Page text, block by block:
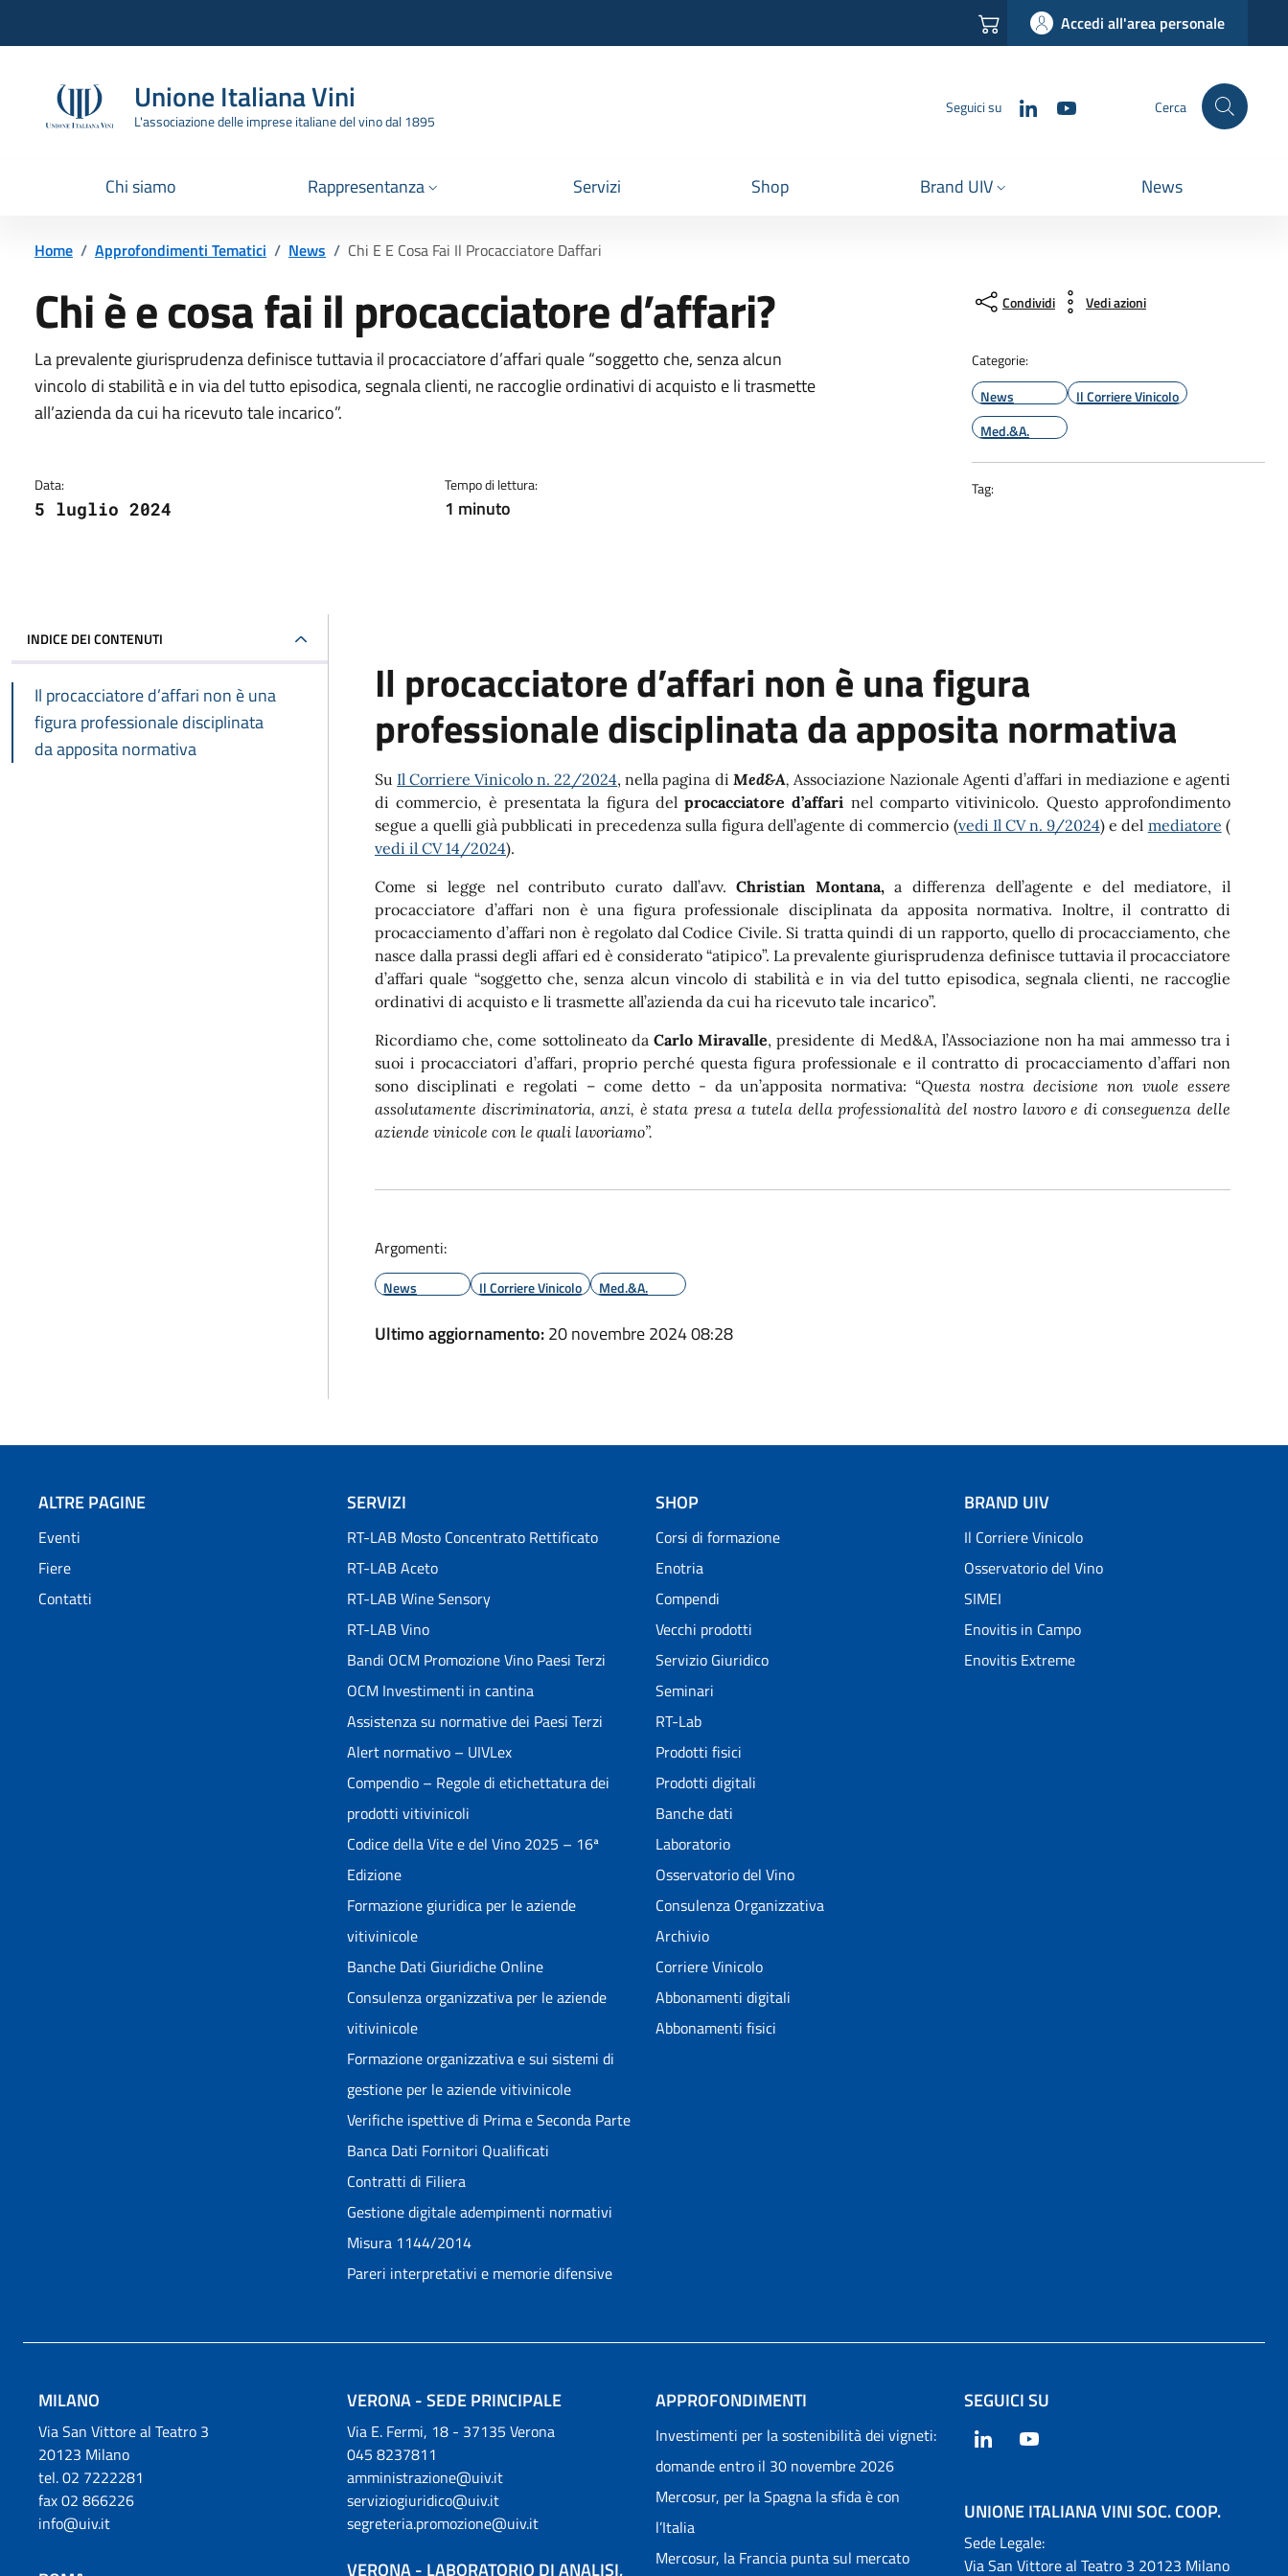
Accedi all'area personale
Unione Italiana Vini
L'associazione delle imprese italiane del vino dal 1895
Seguici su LinkedIn Cerca
Chi siamo Rappresentanza Servizi Shop Brand UIV News
Home / Approfondimenti Tematici / News / Chi E E Cosa Fai Il Procacciatore Daffari
Chi è e cosa fai il procacciatore d’affari?
La prevalente giurisprudenza definisce tuttavia il procacciatore d’affari quale “soggetto che, senza alcun
vincolo di stabilità e in via del tutto episodica, segnala clienti, ne raccoglie ordinativi di acquisto e li trasmette
all’azienda da cui ha ricevuto tale incarico”.
Data:
5 luglio 2024
Tempo di lettura:
1 minuto
Condividi Vedi azioni
Categorie:
News
Il Corriere Vinicolo
Med.&A.
Tag:
INDICE DEI CONTENUTI
Il procacciatore d’affari non è una
figura professionale disciplinata
da apposita normativa
Il procacciatore d’affari non è una figura
professionale disciplinata da apposita normativa
Su Il Corriere Vinicolo n. 22/2024, nella pagina di Med&A, Associazione Nazionale Agenti d’affari in mediazione e agenti
di commercio, è presentata la figura delprocacciatore d’affari nel comparto vitivinicolo. Questo approfondimento
segue a quelli già pubblicati in precedenza sulla figura dell’agente di commercio (vedi Il CV n. 9/2024) e del mediatore (
vedi il CV 14/2024).
Come si legge nel contributo curato dall’avv.Christian Montana,a differenza dell’agente e del mediatore, il
procacciatore d’affari non è una figura professionale disciplinata da apposita normativa. Inoltre, il contratto di
procacciamento d’affari non è regolato dal Codice Civile. Si tratta quindi di un rapporto, quello di procacciamento, che
nasce dalla prassi degli affari ed è considerato “atipico”. La prevalente giurisprudenza definisce tuttavia il procacciatore
d’affari quale “soggetto che, senza alcun vincolo di stabilità e in via del tutto episodica, segnala clienti, ne raccoglie
ordinativi di acquisto e li trasmette all’azienda da cui ha ricevuto tale incarico”.
Ricordiamo che, come sottolineato da Carlo Miravalle, presidente di Med&A, l’Associazione non ha mai ammesso tra i
suoi i procacciatori d’affari, proprio perché questa figura professionale e il contratto di procacciamento d’affari non
sono disciplinati e regolati – come detto - da un’apposita normativa: “Questa nostra decisione non vuole essere
assolutamente discriminatoria, anzi, è stata presa a tutela della professionalità del nostro lavoro e di conseguenza delle
aziende vinicole con le quali lavoriamo”.
Argomenti:
News Il Corriere Vinicolo Med.&A.
Ultimo aggiornamento:20 novembre 2024 08:28
ALTRE PAGINE
Eventi
Fiere
Contatti
SERVIZI
RT-LAB Mosto Concentrato Rettificato
RT-LAB Aceto
RT-LAB Wine Sensory
RT-LAB Vino
Bandi OCM Promozione Vino Paesi Terzi
OCM Investimenti in cantina
Assistenza su normative dei Paesi Terzi
Alert normativo – UIVLex
Compendio – Regole di etichettatura dei
prodotti vitivinicoli
Codice della Vite e del Vino 2025 – 16ª
Edizione
Formazione giuridica per le aziende
vitivinicole
Banche Dati Giuridiche Online
Consulenza organizzativa per le aziende
vitivinicole
Formazione organizzativa e sui sistemi di
gestione per le aziende vitivinicole
Verifiche ispettive di Prima e Seconda Parte
Banca Dati Fornitori Qualificati
Contratti di Filiera
Gestione digitale adempimenti normativi
Misura 1144/2014
Pareri interpretativi e memorie difensive
SHOP
Corsi di formazione
Enotria
Compendi
Vecchi prodotti
Servizio Giuridico
Seminari
RT-Lab
Prodotti fisici
Prodotti digitali
Banche dati
Laboratorio
Osservatorio del Vino
Consulenza Organizzativa
Archivio
Corriere Vinicolo
Abbonamenti digitali
Abbonamenti fisici
BRAND UIV
Il Corriere Vinicolo
Osservatorio del Vino
SIMEI
Enovitis in Campo
Enovitis Extreme
MILANO
Via San Vittore al Teatro 3
20123 Milano
tel. 02 7222281
fax 02 866226
info@uiv.it
VERONA - SEDE PRINCIPALE
Via E. Fermi, 18 - 37135 Verona
045 8237811
amministrazione@uiv.it
serviziogiuridico@uiv.it
segreteria.promozione@uiv.it
VERONA - LABORATORIO DI ANALISI,
APPROFONDIMENTI
Investimenti per la sostenibilità dei vigneti:
domande entro il 30 novembre 2026
Mercosur, per la Spagna la sfida è con
l’Italia
Mercosur, la Francia punta sul mercato
SEGUICI SU
LinkedIn
UNIONE ITALIANA VINI SOC. COOP.
Sede Legale:
Via San Vittore al Teatro 3 20123 Milano